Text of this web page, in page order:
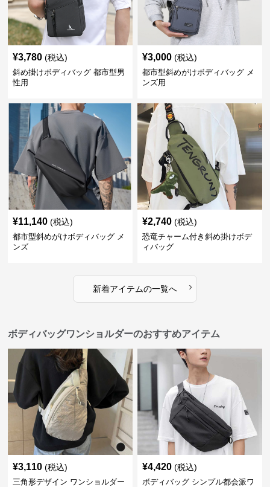
¥3,780 (税込)
斜め掛けボディバッグ 都市型男
性用
¥3,000 (税込)
都市型斜めがけボディバッグ メ
ンズ用
¥11,140 (税込)
都市型斜めがけボディバッグ メ
ンズ
¥2,740 (税込)
恐竜チャーム付き斜め掛けボデ
ィバッグ
新着アイテムの一覧へ ›
ボディバッグワンショルダーのおすすめアイテム
¥3,110 (税込)
三角形デザイン ワンショルダー
¥4,420 (税込)
ボディバッグ シンプル都会派ワ